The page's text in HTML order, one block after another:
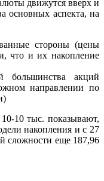
движутся вверх и
основных аспекта, на
стороны (цены
что и их накопление
большинства акций
направлении по
10 тыс. показывают,
накопления и с 27
сложности еще 187,96